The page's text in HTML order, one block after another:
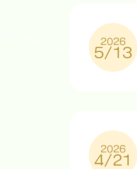
2026
5/13
2026
4/21